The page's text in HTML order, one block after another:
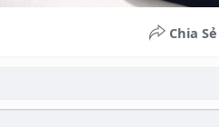
Chia Sẻ